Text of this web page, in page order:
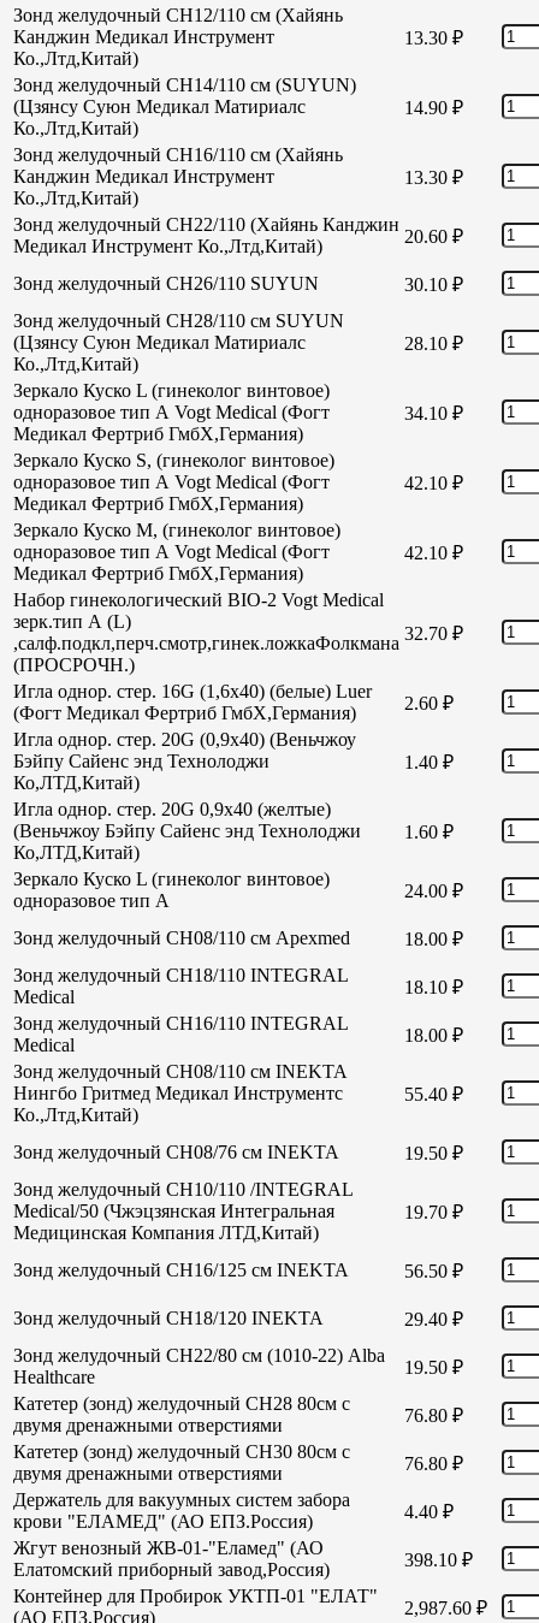
Зонд желудочный CH12/110 см (Хайянь
Канджин Медикал Инструмент
Ко.,Лтд,Китай)
13.30 ₽
Зонд желудочный CH14/110 см (SUYUN)
(Цзянсу Суюн Медикал Матириалс
Ко.,Лтд,Китай)
14.90 ₽
Зонд желудочный CH16/110 см (Хайянь
Канджин Медикал Инструмент
Ко.,Лтд,Китай)
13.30 ₽
Зонд желудочный СН22/110 (Хайянь Канджин
Медикал Инструмент Ко.,Лтд,Китай)
20.60 ₽
Зонд желудочный СН26/110 SUYUN 30.10 ₽
Зонд желудочный СН28/110 см SUYUN
(Цзянсу Суюн Медикал Матириалс
Ко.,Лтд,Китай)
28.10 ₽
Зеркало Куско L (гинеколог винтовое)
одноразовое тип А Vogt Medical (Фогт
Медикал Фертриб ГмбХ,Германия)
34.10 ₽
Зеркало Куско S, (гинеколог винтовое)
одноразовое тип А Vogt Medical (Фогт
Медикал Фертриб ГмбХ,Германия)
42.10 ₽
Зеркало Куско М, (гинеколог винтовое)
одноразовое тип А Vogt Medical (Фогт
Медикал Фертриб ГмбХ,Германия)
42.10 ₽
Набор гинекологический BIO-2 Vogt Medical
зерк.тип А (L)
,салф.подкл,перч.смотр,гинек.ложкаФолкмана
(ПРОСРОЧН.)
32.70 ₽
Игла однор. стер. 16G (1,6х40) (белые) Luer
(Фогт Медикал Фертриб ГмбХ,Германия)
2.60 ₽
Игла однор. стер. 20G (0,9х40) (Веньчжоу
Бэйпу Сайенс энд Технолоджи
Ко,ЛТД,Китай)
1.40 ₽
Игла однор. стер. 20G 0,9х40 (желтые)
(Веньчжоу Бэйпу Сайенс энд Технолоджи
Ко,ЛТД,Китай)
1.60 ₽
Зеркало Куско L (гинеколог винтовое)
одноразовое тип А
24.00 ₽
Зонд желудочный СН08/110 см Apexmed 18.00 ₽
Зонд желудочный СН18/110 INTEGRAL
Medical
18.10 ₽
Зонд желудочный СН16/110 INTEGRAL
Medical
18.00 ₽
Зонд желудочный СН08/110 см INEKTA
Нингбо Гритмед Медикал Инструментс
Ко.,Лтд,Китай)
55.40 ₽
Зонд желудочный СН08/76 см INEKTA 19.50 ₽
Зонд желудочный СН10/110 /INTEGRAL
Medical/50 (Чжэцзянская Интегральная
Медицинская Компания ЛТД,Китай)
19.70 ₽
Зонд желудочный СН16/125 см INEKTA 56.50 ₽
Зонд желудочный СН18/120 INEKTA 29.40 ₽
Зонд желудочный СН22/80 см (1010-22) Alba
Healthcare
19.50 ₽
Катетер (зонд) желудочный СН28 80см с
двумя дренажными отверстиями
76.80 ₽
Катетер (зонд) желудочный СН30 80см с
двумя дренажными отверстиями
76.80 ₽
Держатель для вакуумных систем забора
крови "ЕЛАМЕД" (АО ЕПЗ.Россия)
4.40 ₽
Жгут венозный ЖВ-01-"Еламед" (АО
Елатомский приборный завод,Россия)
398.10 ₽
Контейнер для Пробирок УКТП-01 "ЕЛАТ"
(АО ЕПЗ,Россия)
2,987.60 ₽